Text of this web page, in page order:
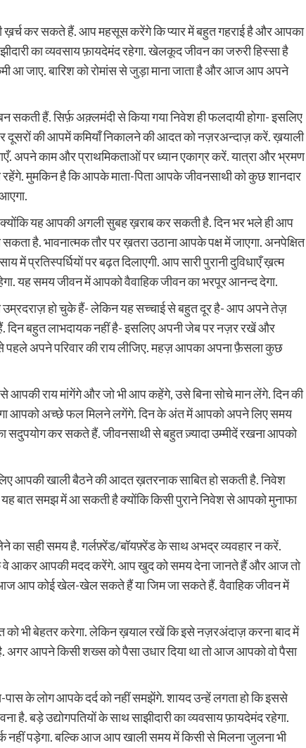
कर सकते हैं. आप महसूस करेंगे कि प्यार में बहुत गहराई है और आपका
का व्यवसाय फ़ायदेमंद रहेगा. खेलकूद जीवन का जरुरी हिस्सा है
आ जाए. बारिश को रोमांस से जुड़ा माना जाता है और आज आप अपने
हैं. सिर्फ़ अक़्लमंदी से किया गया निवेश ही फलदायी होगा- इसलिए
दूसरों की आपमें कमियाँ निकालने की आदत को नज़रअन्दाज़ करें. ख़याली
अपने काम और प्राथमिकताओं पर ध्यान एकाग्र करें. यात्रा और भ्रमण
रहेंगे. मुमकिन है कि आपके माता-पिता आपके जीवनसाथी को कुछ शानदार
यह आपकी अगली सुबह ख़राब कर सकती है. दिन भर भले ही आप
है. भावनात्मक तौर पर ख़तरा उठाना आपके पक्ष में जाएगा. अनपेक्षित
में प्रतिस्पर्धियों पर बढ़त दिलाएगी. आप सारी पुरानी दुविधाएँ ख़त्म
यह समय जीवन में आपको वैवाहिक जीवन का भरपूर आनन्द देगा.
हो चुके हैं- लेकिन यह सच्चाई से बहुत दूर है- आप अपने तेज़
बहुत लाभदायक नहीं है- इसलिए अपनी जेब पर नज़र रखें और
पहले अपने परिवार की राय लीजिए. महज़ आपका अपना फ़ैसला कुछ
आपकी राय मांगेंगे और जो भी आप कहेंगे, उसे बिना सोचे मान लेंगे. दिन की
आपको अच्छे फल मिलने लगेंगे. दिन के अंत में आपको अपने लिए समय
कर सकते हैं. जीवनसाथी से बहुत ज़्यादा उम्मीदें रखना आपको
आपकी खाली बैठने की आदत ख़तरनाक साबित हो सकती है. निवेश
बात समझ में आ सकती है क्योंकि किसी पुराने निवेश से आपको मुनाफा
का सही समय है. गर्लफ़्रेंड/बॉयफ़्रेंड के साथ अभद्र व्यवहार न करें.
वे आकर आपकी मदद करेंगे. आप खुद को समय देना जानते हैं और आज तो
आप कोई खेल-खेल सकते हैं या जिम जा सकते हैं. वैवाहिक जीवन में
भी बेहतर करेगा. लेकिन ख़याल रखें कि इसे नज़रअंदाज़ करना बाद में
अगर आपने किसी शख्स को पैसा उधार दिया था तो आज आपको वो पैसा
के लोग आपके दर्द को नहीं समझेंगे. शायद उन्हें लगता हो कि इससे
है. बड़े उद्योगपतियों के साथ साझीदारी का व्यवसाय फ़ायदेमंद रहेगा.
पड़ेगा. बल्कि आज आप खाली समय में किसी से मिलना जुलना भी